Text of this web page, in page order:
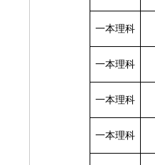
一本理科
一本理科
一本理科
一本理科